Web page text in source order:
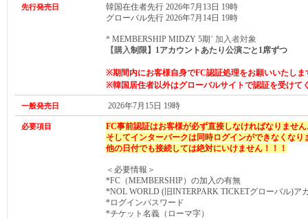
先行発売日
韓国在住者先行 2026年7月13日 19時
グローバル先行 2026年7月14日 19時
* MEMBERSHIP MIDZY 5期’ 加入者対象
【購入制限】1アカウントあたり公演ごと 1席ずつ
※期間内にお客様自身でFC認証処理をお願いいたしま
※韓国居住者以外はグローバルサイトで認証を受けて
一般発売日 2026年7月15日 19時
必要項目
FC事前認証はお客様が必ず直接しなければなりませ
そしてインターパークは同時ログインができなくなり
他の日付でも接続しては絶対にいけません！！！
＜必要情報＞
*FC（MEMBERSHIP）の加入の有無
*NOL WORLD (旧INTERPARK TICKETグローバル)ア
*ログインパスワード
*チケット名義（ローマ字）